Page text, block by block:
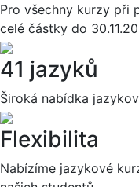
Pro všechny kurzy při
celé částky do
41 jazyků
Široká nabídka
Flexibilita
Nabízíme jazykové